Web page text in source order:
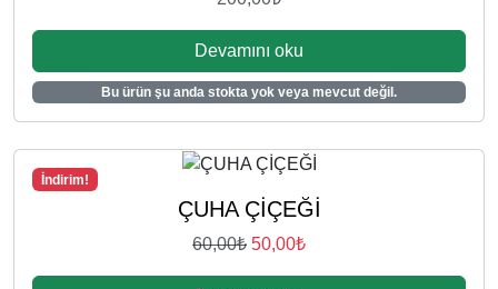
Devamını oku
Bu ürün şu anda stokta yok veya mevcut değil.
İndirim!
ÇUHA ÇİÇEĞİ
60,00₺ O
50,00₺Ş